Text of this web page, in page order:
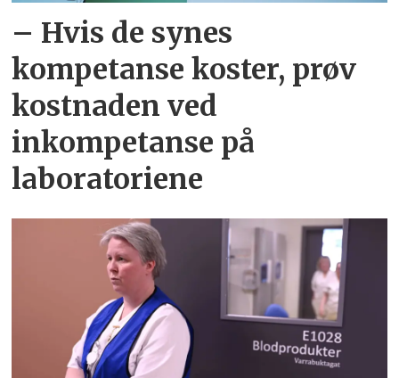
– Hvis de synes
kompetanse koster, prøv
kostnaden ved
inkompetanse på
laboratoriene